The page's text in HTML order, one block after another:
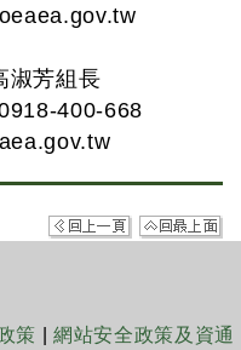
淑芳組長
400-668
策 |網站安全政策及資通